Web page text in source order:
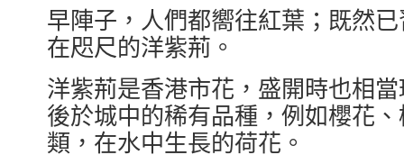
早陣子，人們都嚮往紅葉；既然
在咫尺的洋紫荊。
洋紫荊是香港市花，盛開時也相
後於城中的稀有品種，例如櫻花
類，在水中生長的荷花。